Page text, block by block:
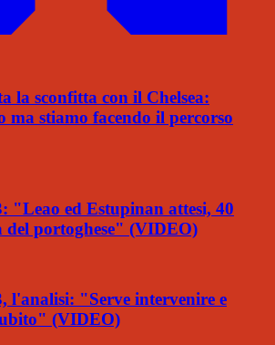
la sconfitta con il Chelsea:
ma stiamo facendo il percorso
"Leao ed Estupinan attesi, 40
portoghese" (VIDEO)
l'analisi: "Serve intervenire e
(VIDEO)